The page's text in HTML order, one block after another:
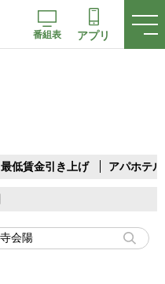
番組表 アプリ
最低賃金引き上げ アパホテル